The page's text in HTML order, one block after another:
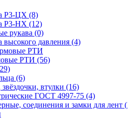
Р3-ЦХ (8)
Р3-НХ (12)
рукава (0)
высокого давления (4)
РТИ (56)
(6)
втулки (16)
ГОСТ 4997-75 (4)
соединения и замки для лент